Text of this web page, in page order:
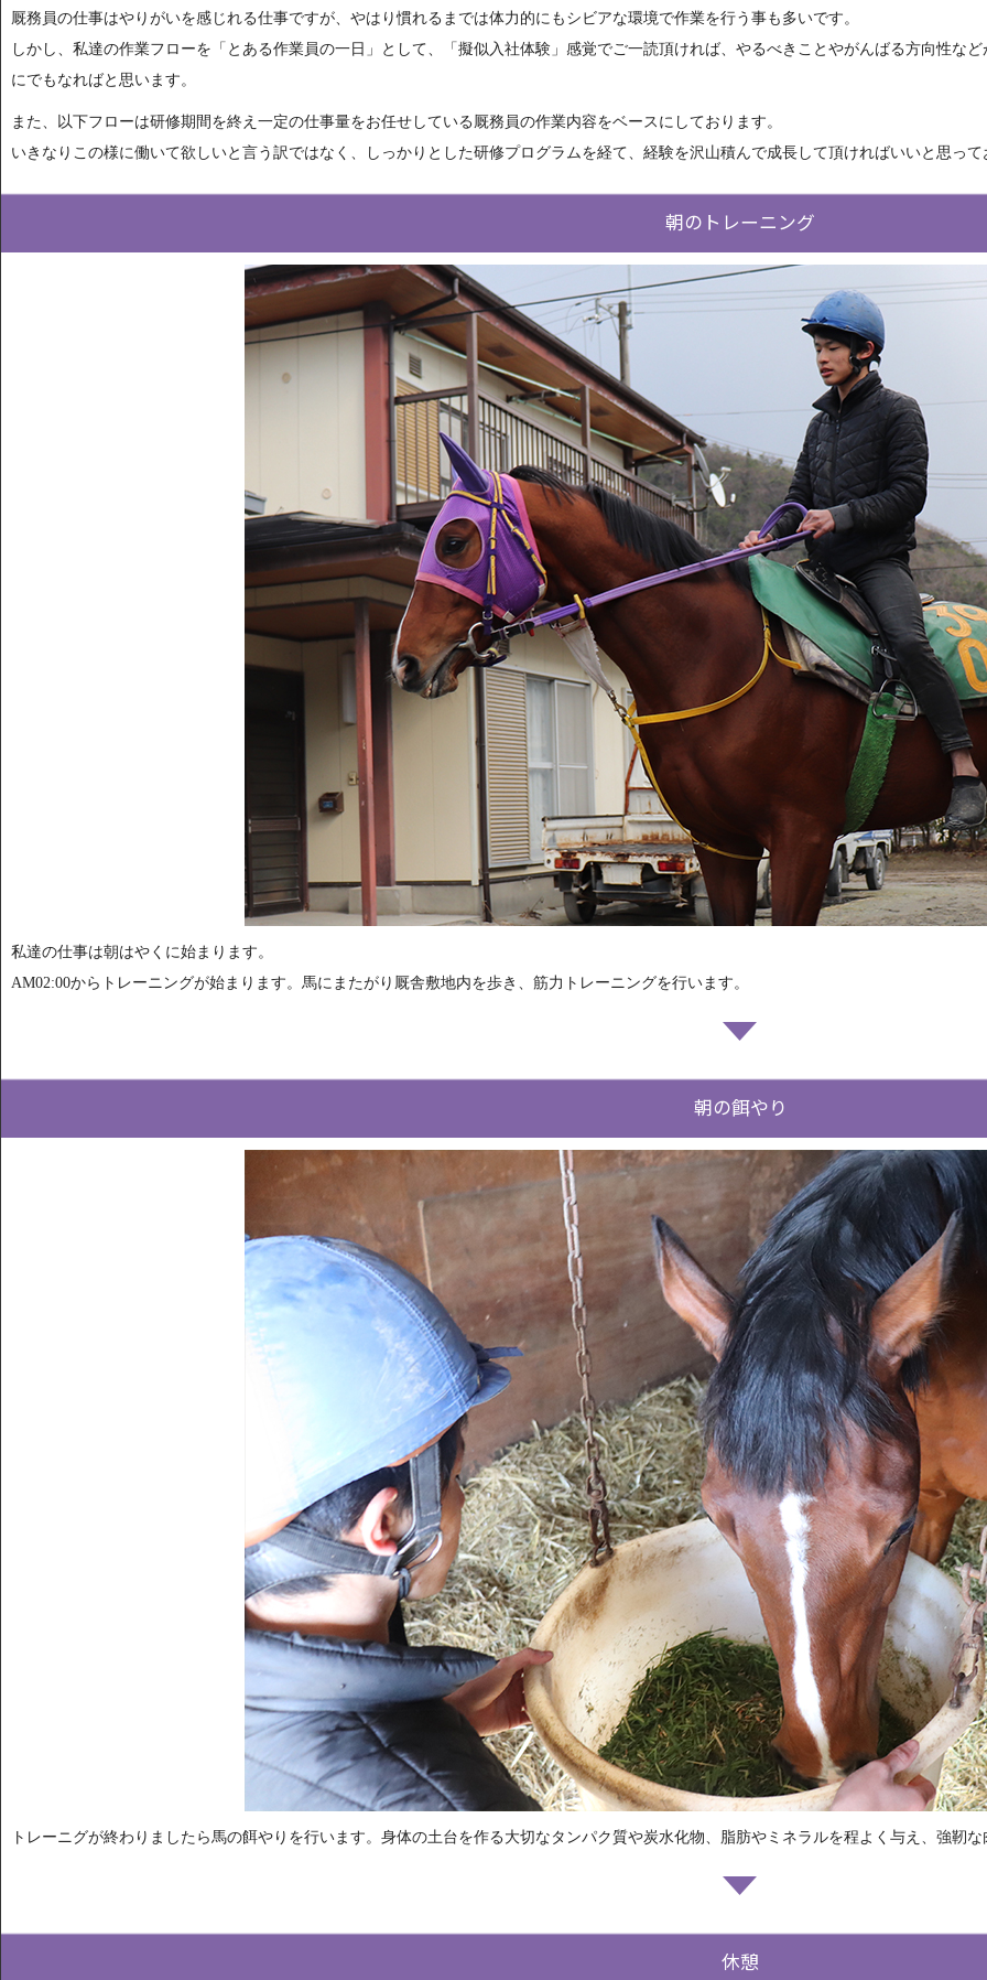
厩務員の仕事はやりがいを感じれる仕事ですが、やはり慣れるまでは体力的にもシビアな環境で作業を行う事も多いです。
しかし、私達の作業フローを「とある作業員の一日」として、「擬似入社体験」感覚でご一読頂ければ、やるべきことやがんばる方向性な
にでもなればと思います。
また、以下フローは研修期間を終え一定の仕事量をお任せしている厩務員の作業内容をベースにしております。
いきなりこの様に働いて欲しいと言う訳ではなく、しっかりとした研修プログラムを経て、経験を沢山積んで成長して頂ければいいと思っ
朝のトレーニング
私達の仕事は朝はやくに始まります。
AM02:00からトレーニングが始まります。馬にまたがり厩舎敷地内を歩き、筋力トレーニングを行います。
朝の餌やり
トレーニグが終わりましたら馬の餌やりを行います。身体の土台を作る大切なタンパク質や炭水化物、脂肪やミネラルを程よく与え、強靭
休憩